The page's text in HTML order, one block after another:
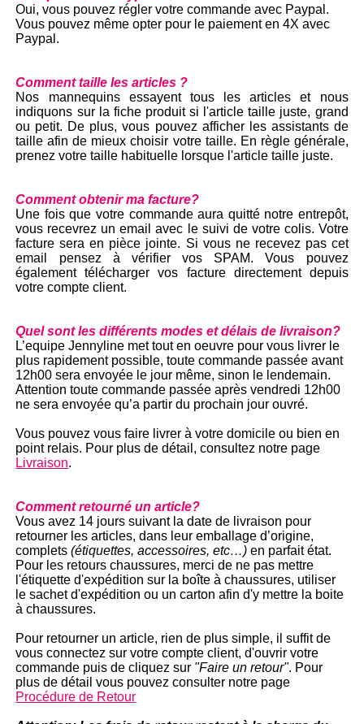
Oui, vous pouvez régler votre commande avec Paypal.
Vous pouvez même opter pour le paiement en 4X avec
Paypal.
Comment taille les articles ?
Nos mannequins essayent tous les articles et nous
indiquons sur la fiche produit si l'article taille juste, grand
ou petit. De plus, vous pouvez afficher les assistants de
taille afin de mieux choisir votre taille. En règle générale,
prenez votre taille habituelle lorsque l'article taille juste.
Comment obtenir ma facture?
Une fois que votre commande aura quitté notre entrepôt,
vous recevrez un email avec le suivi de votre colis. Votre
facture sera en pièce jointe. Si vous ne recevez pas cet
email pensez à vérifier vos SPAM. Vous pouvez
également télécharger vos facture directement depuis
votre compte client.
Quel sont les différents modes et délais de livraison?
L’equipe Jennyline met tout en oeuvre pour vous livrer le
plus rapidement possible, toute commande passée avant
12h00 sera envoyée le jour même, sinon le lendemain.
Attention toute commande passée après vendredi 12h00
ne sera envoyée qu’a partir du prochain jour ouvré.
Vous pouvez vous faire livrer à votre domicile ou bien en
point relais. Pour plus de détail, consultez notre page
Livraison.
Comment retourné un article?
Vous avez 14 jours suivant la date de livraison pour
retourner les articles, dans leur emballage d’origine,
complets(étiquettes, accessoires, etc…) en parfait état.
Pour les retours chaussures, merci de ne pas mettre
l'étiquette d'expédition sur la boîte à chaussures, utiliser
le sachet d'expédition ou un carton afin d'y mettre la boite
à chaussures.
Pour retourner un article, rien de plus simple, il suffit de
vous connectez sur votre compte client, d'ouvrir votre
commande puis de cliquez sur "Faire un retour". Pour
plus de détail vous pouvez consulter notre page
Procédure de Retour